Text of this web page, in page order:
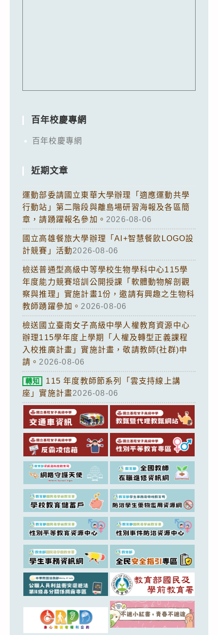
百年校慶專網
百年校慶專網
近期文章
運動部委請國立東華大學辦理「適應運動共學
行動站」第二階段與離島場研習海報及各區簡
章，請踴躍報名參加。 2026-08-06
國立高雄餐旅大學辦理「AI+智慧餐飲LOGO設
計競賽」活動2026-08-06
檢送普通型高級中等學校生物學科中心115學
年度能力競賽培訓公開授課「軟體動物解剖觀
察與推理」實施計畫1份，邀請有興趣之生物科
教師踴躍參加。 2026-08-06
檢送國立臺南女子高級中學人權教育資源中心
辦理115學年度上學期「人權及轉型正義課程
入校推廣計畫」實施計畫，敬請教師(社群)申
請。 2026-08-06
轉知
115 年度教師節系列「雲支持線上講
座」實施計畫2026-08-06